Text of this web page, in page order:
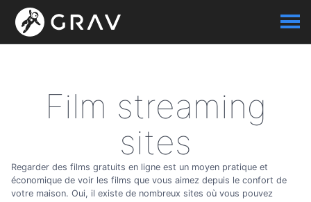
Film streaming
sites
Regarder des films gratuits en ligne est un moyen pratique et
économique de voir les films que vous aimez depuis le confort de
votre maison. Oui, il existe de nombreux sites où vous pouvez